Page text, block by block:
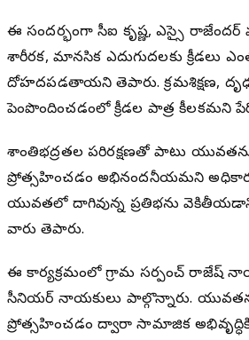
ఈ సందర్భంగా సీఐ కృష్ణ, ఎస్సై
శారీరక, మానసిక ఎదుగుదలకు క్రీడలు
దోహదపడతాయని తెలిపారు. క్రమశిక్షణ,
పెంపొందించడంలో క్రీడల పాత్ర కీలకమని
శాంతిభద్రతల పరిరక్షణతో పాటు యువతను
ప్రోత్సహించడం అభినందనీయమని
యువతలో దాగివున్న ప్రతిభను
వారు తెలిపారు.
ఈ కార్యక్రమంలో గ్రామ సర్పంచ్ రాజేష్
సీనియర్ నాయకులు పాల్గొన్నారు.
ప్రోత్సహించడం ద్వారా సామాజిక